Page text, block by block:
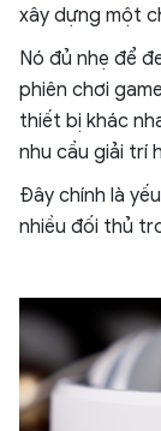
xây dựng một
Nó đủ nhẹ để
phiên chơi
thiết bị khác
nhu cầu giải trí
Đây chính là
nhiều đối thủ